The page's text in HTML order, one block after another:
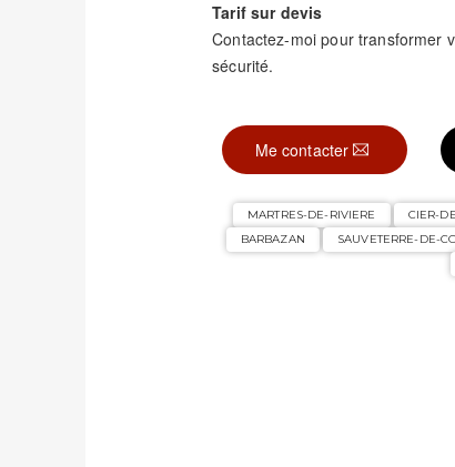
Tarif sur devis
Contactez-moi pour transformer
sécurité.
Me contacter
MARTRES-DE-RIVIERE CIER-
BARBAZAN
SAUVETERRE-DE-